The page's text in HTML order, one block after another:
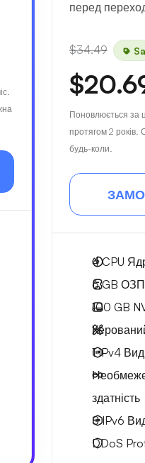
перед
$34.49
Поновлюється за
протягом 2 років.
будь-коли.
4CPU
6 GB ОЗП
100 GB
1 IPv4
здатність
8 IPv6
DDoS